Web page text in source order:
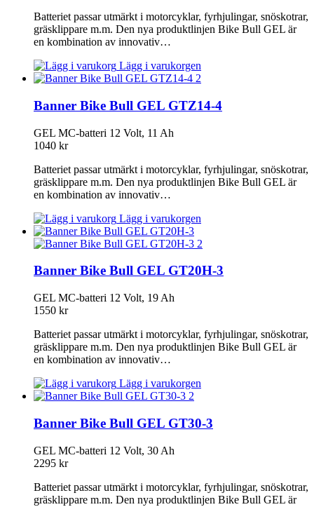
Batteriet passar utmärkt i motorcyklar, fyrhjulingar, snöskotrar,
gräsklippare m.m. Den nya produktlinjen Bike Bull GEL är
en kombination av innovativ…
Lägg i varukorgen
Banner Bike Bull GEL GTZ14-4
GEL MC-batteri 12 Volt, 11 Ah
1040 kr
Batteriet passar utmärkt i motorcyklar, fyrhjulingar, snöskotrar,
gräsklippare m.m. Den nya produktlinjen Bike Bull GEL är
en kombination av innovativ…
Lägg i varukorgen
Banner Bike Bull GEL GT20H-3
GEL MC-batteri 12 Volt, 19 Ah
1550 kr
Batteriet passar utmärkt i motorcyklar, fyrhjulingar, snöskotrar,
gräsklippare m.m. Den nya produktlinjen Bike Bull GEL är
en kombination av innovativ…
Lägg i varukorgen
Banner Bike Bull GEL GT30-3
GEL MC-batteri 12 Volt, 30 Ah
2295 kr
Batteriet passar utmärkt i motorcyklar, fyrhjulingar, snöskotrar,
gräsklippare m.m. Den nya produktlinjen Bike Bull GEL är